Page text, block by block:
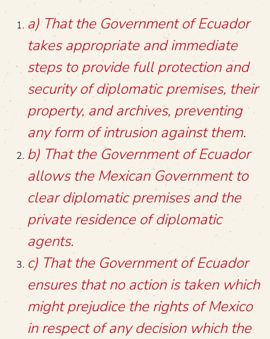
a) That the Government of Ecuador
takes appropriate and immediate
steps to provide full protection and
security of diplomatic premises, their
property, and archives, preventing
any form of intrusion against them.
b) That the Government of Ecuador
allows the Mexican Government to
clear diplomatic premises and the
private residence of diplomatic
agents.
c) That the Government of Ecuador
ensures that no action is taken which
might prejudice the rights of Mexico
in respect of any decision which the